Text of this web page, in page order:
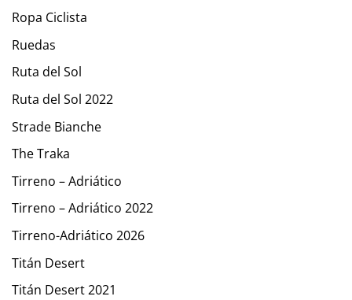
Ropa Ciclista
Ruedas
Ruta del Sol
Ruta del Sol 2022
Strade Bianche
The Traka
Tirreno – Adriático
Tirreno – Adriático 2022
Tirreno-Adriático 2026
Titán Desert
Titán Desert 2021